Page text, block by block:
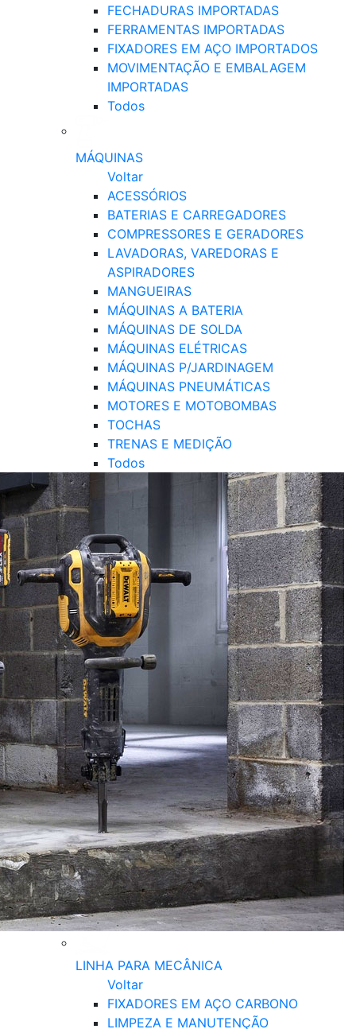
FECHADURAS IMPORTADAS
FERRAMENTAS IMPORTADAS
FIXADORES EM AÇO IMPORTADOS
MOVIMENTAÇÃO E EMBALAGEM
IMPORTADAS
Todos
MÁQUINAS
Voltar
ACESSÓRIOS
BATERIAS E CARREGADORES
COMPRESSORES E GERADORES
LAVADORAS, VAREDORAS E
ASPIRADORES
MANGUEIRAS
MÁQUINAS A BATERIA
MÁQUINAS DE SOLDA
MÁQUINAS ELÉTRICAS
MÁQUINAS P/JARDINAGEM
MÁQUINAS PNEUMÁTICAS
MOTORES E MOTOBOMBAS
TOCHAS
TRENAS E MEDIÇÃO
Todos
LINHA PARA MECÂNICA
Voltar
FIXADORES EM AÇO CARBONO
LIMPEZA E MANUTENÇÃO